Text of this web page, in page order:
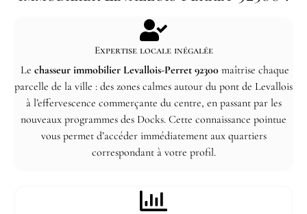
Expertise locale inégalée
Le chasseur immobilier Levallois-Perret 92300 maîtrise chaque
parcelle de la ville : des zones calmes autour du pont de Levallois
à l’effervescence commerçante du centre, en passant par les
nouveaux programmes des Docks. Cette connaissance pointue
vous permet d’accéder immédiatement aux quartiers
correspondant à votre profil.